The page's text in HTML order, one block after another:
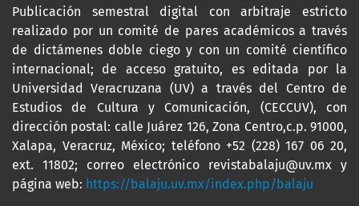
Publicación semestral digital con arbitraje estricto
realizado por un comité de pares académicos a través
de dictámenes doble ciego y con un comité científico
internacional; de acceso gratuito, es editada por la
Universidad Veracruzana (UV) a través del Centro de
Estudios de Cultura y Comunicación, (CECCUV), con
dirección postal: calle Juárez 126, Zona Centro,c.p. 91000,
Xalapa, Veracruz, México; teléfono +52 (228) 167 06 20,
ext. 11802; correo electrónico revistabalaju@uv.mx y
página web: https://balaju.uv.mx/index.php/balaju